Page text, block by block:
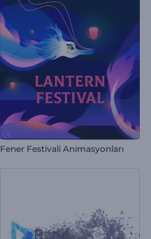
Fener Festivali Animasyonları